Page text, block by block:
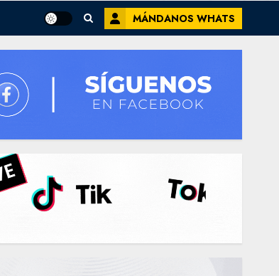
MÁNDANOS WHATS